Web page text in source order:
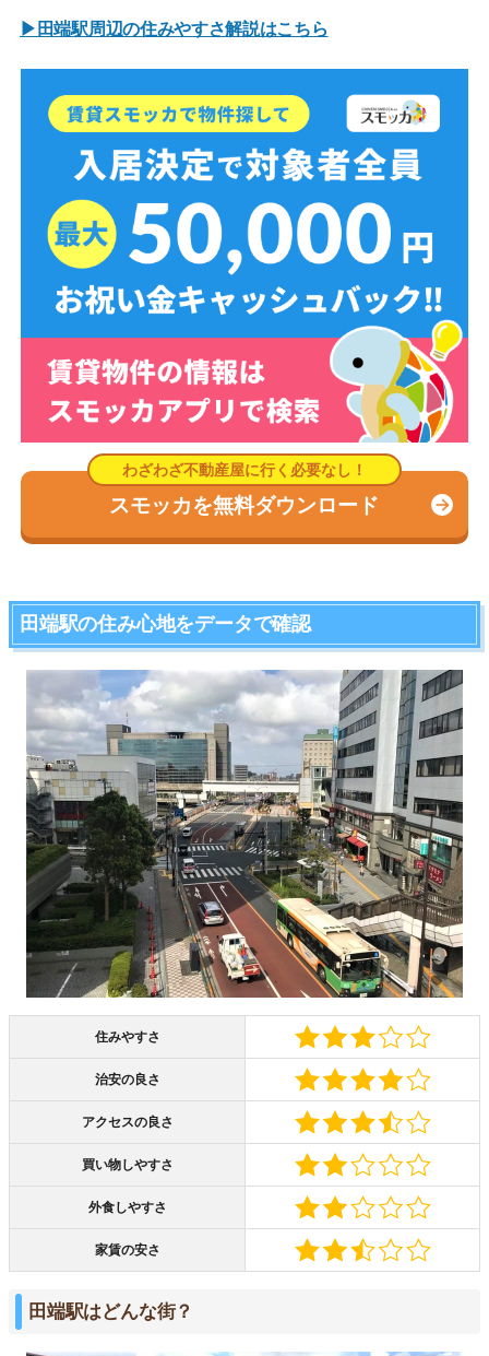
▶田端駅周辺の住みやすさ解説はこちら
スモッカを無料ダウンロード
田端駅の住み心地をデータで確認
住みやすさ
治安の良さ
アクセスの良さ
買い物しやすさ
外食しやすさ
家賃の安さ
田端駅はどんな街？